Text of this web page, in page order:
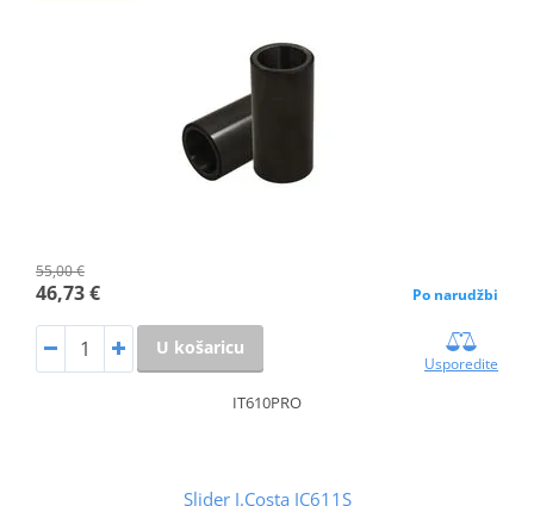
55,00 €
46,73 € Po narudžbi
U košaricu
Usporedite
IT610PRO
Slider J.Costa JC611S